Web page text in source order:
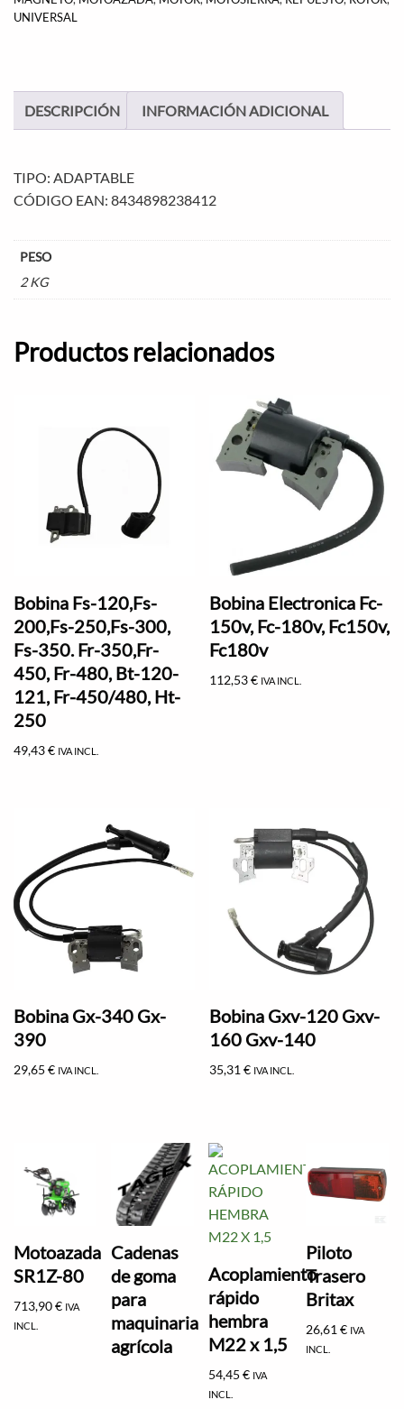
UNIVERSAL
DESCRIPCIÓN INFORMACIÓN ADICIONAL
TIPO: ADAPTABLE
CÓDIGO EAN: 8434898238412
PESO
2 KG
Productos relacionados
Bobina Fs-120,Fs-
200,Fs-250,Fs-300,
Fs-350. Fr-350,Fr-
450, Fr-480, Bt-120-
121, Fr-450/480, Ht-
250
49,43€ IVA INCL.
Bobina Electronica Fc-
150v, Fc-180v, Fc150v,
Fc180v
112,53€ IVA INCL.
Bobina Gx-340 Gx-
390
29,65 € IVA INCL.
Bobina Gxv-120 Gxv-
160 Gxv-140
35,31€ IVA INCL.
Motoazada
SR1Z-80
713,90€ IVA
INCL.
Cadenas
de goma
para
maquinaria
agrícola
Acoplamiento
rápido
hembra
M22 x 1,5
54,45€ IVA
INCL.
Piloto
Trasero
Britax
26,61€ IVA
INCL.